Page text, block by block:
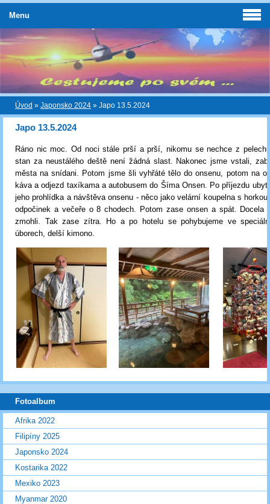
Úvod » Japonsko 2024 » Japo 13.5.2024
Japo 13.5.2024
Ráno nic moc. Od noci stále prší a prší, nikomu se nechce z
stan za neustálého deště není žádná slast. Nakonec jsme vstali,
města na snídani. Potom jsme šli vyhřáté tělo do onsenu, potom na
káva a odjezd taxíkama a autobusem do Šíma Onsen. Po příjezdu
jeho prohlídka a návštěva onsenu - něco jako velární koupelna s
odpočinek a večeře o 8 chodech. Potom zase onsen a spát. Docela
zmohli. Tak zase zítra. Ho a po hotelu se pohybujeme ve
úborech, delší kimono.
Menu
Fotoalbum
Afrika 2022
Filipíny 2025
Japonsko 2024
Kostarika 2022
Mexiko 2023
Myanmar 2020